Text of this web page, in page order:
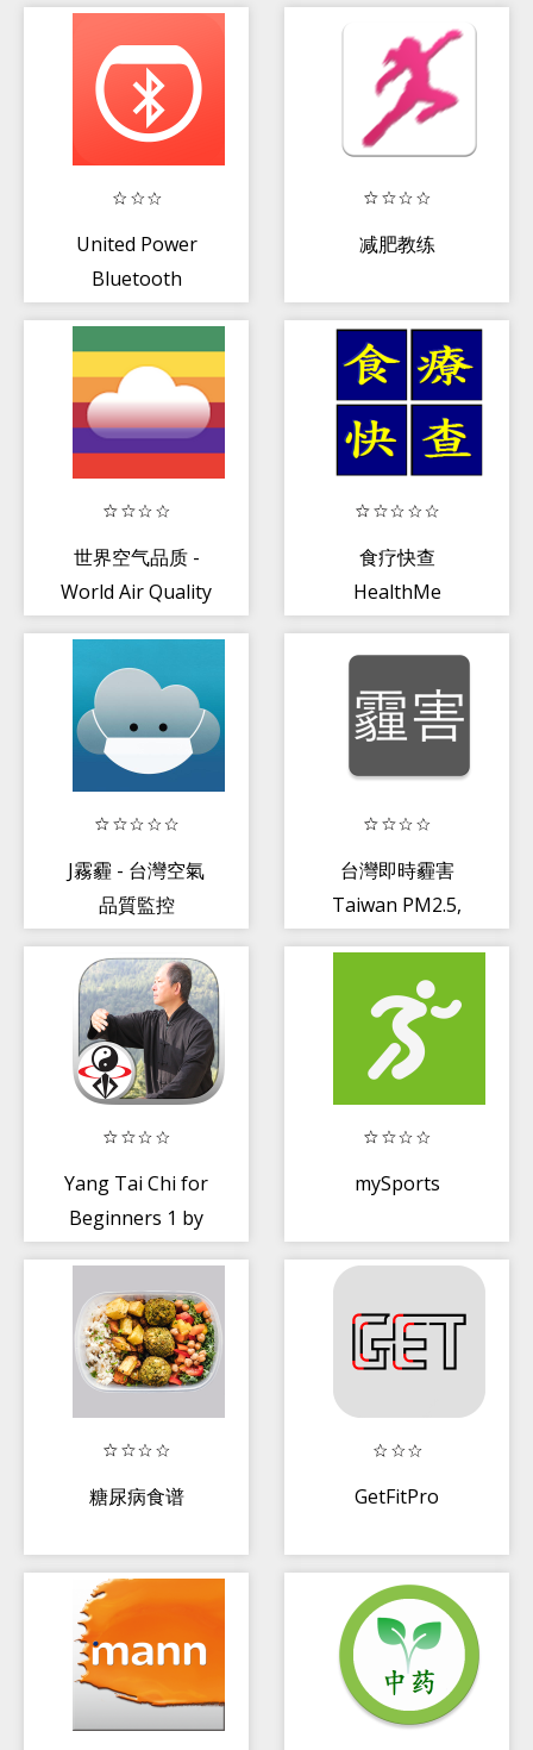
United Power
Bluetooth
减肥教练
世界空气品质 -
World Air Quality
食疗快查
HealthMe
J霧霾 - 台灣空氣
品質監控
台灣即時霾害
Taiwan PM2.5,
Yang Tai Chi for
Beginners 1 by
mySports
糖尿病食谱 GetFitPro